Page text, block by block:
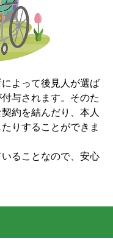
よって後見人が選ば
与されます。そのた
約を結んだり、本人
りすることができま
ることなので、安心